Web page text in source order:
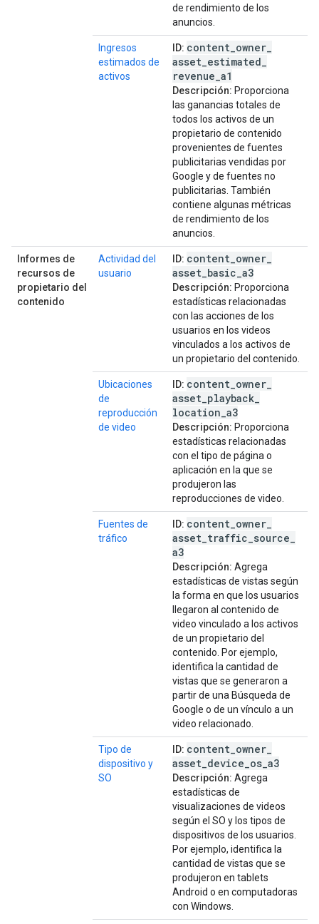
de rendimiento de los
anuncios.
Ingresos
estimados de
activos
ID: content owner
asset estimated
revenue a1
Descripción: Proporciona
las ganancias totales de
todos los activos de un
propietario de contenido
provenientes de fuentes
publicitarias vendidas por
Google y de fuentes no
publicitarias. También
contiene algunas métricas
de rendimiento de los
anuncios.
Informes de
recursos de
propietario del
contenido
Actividad del
usuario
ID: content owner
asset basic a3
Descripción: Proporciona
estadísticas relacionadas
con las acciones de los
usuarios en los videos
vinculados a los activos de
un propietario del contenido.
Ubicaciones
de
reproducción
de video
ID: content owner
asset playback
location a3
Descripción: Proporciona
estadísticas relacionadas
con el tipo de página o
aplicación en la que se
produjeron las
reproducciones de video.
Fuentes de
tráfico
ID: content owner
asset traffic source
a3
Descripción: Agrega
estadísticas de vistas según
la forma en que los usuarios
llegaron al contenido de
video vinculado a los activos
de un propietario del
contenido. Por ejemplo,
identifica la cantidad de
vistas que se generaron a
partir de una Búsqueda de
Google o de un vínculo a un
video relacionado.
Tipo de
dispositivo y
SO
ID: content owner
asset device os a3
Descripción: Agrega
estadísticas de
visualizaciones de videos
según el SO y los tipos de
dispositivos de los usuarios.
Por ejemplo, identifica la
cantidad de vistas que se
produjeron en tablets
Android o en computadoras
con Windows.